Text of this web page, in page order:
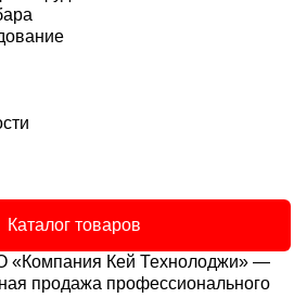
Каталог товаров
«Компания Кей Технолоджи» —
продажа профессионального